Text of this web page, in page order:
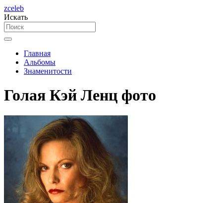
zceleb
Искать
Главная
Альбомы
Знаменитости
Голая Кэй Ленц фото